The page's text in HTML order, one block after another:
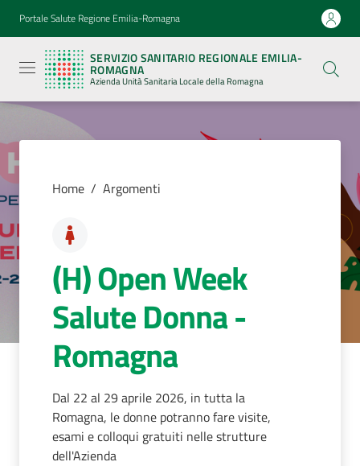
Vai al contenuto
Vai alla navigazione
Vai al footer
Portale Salute Regione Emilia-Romagna
SERVIZIO SANITARIO REGIONALE EMILIA-
ROMAGNA
Azienda Unità Sanitaria Locale della Romagna
Sanitario
Regionale
Emilia-
Romagna
Azienda
Locale della
Servizi
Luoghi
Comunica
Home / Argomenti
(H) Open Week
Salute Donna -
Romagna
Dal 22 al 29 aprile 2026, in tutta la
Romagna, le donne potranno fare visite,
esami e colloqui gratuiti nelle strutture
dell'Azienda